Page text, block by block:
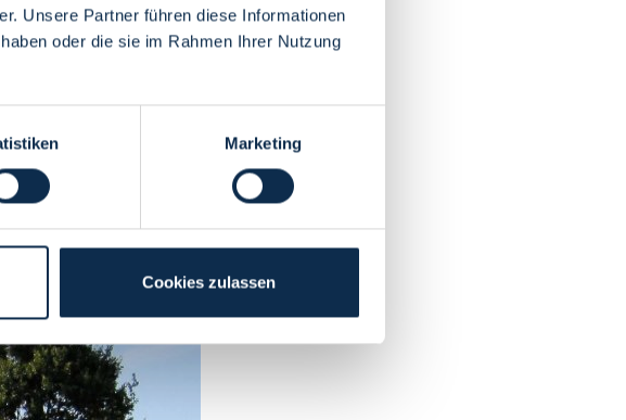
Unsere Partner führen diese Informationen
oder die sie im Rahmen Ihrer Nutzung
Marketing
Cookies zulassen